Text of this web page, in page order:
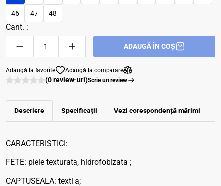
46 47 48
Cant. :
ADAUGĂ ÎN COȘ
Adaugă la favorite Adaugă la comparare
(0 review-uri)Scrie un review
Descriere Specificații Vezi corespondenţă mărimi
CARACTERISTICI:
FETE: piele texturata, hidrofobizata ;
CAPTUSEALA: textila;